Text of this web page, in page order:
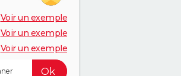
Voir un exemple
Voir un exemple
Voir un exemple